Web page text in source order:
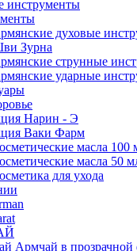
инструменты
духовые
Зурна
струнные
ударные
Нарин - Э
Ваки Фарм
масла 100
масла 50
для ухода
Армчай в прозрачной